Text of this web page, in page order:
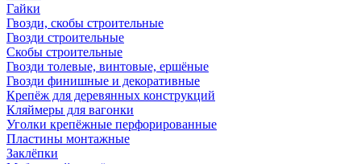
Гайки
Гвозди, скобы строительные
Гвозди строительные
Скобы строительные
Гвозди толевые, винтовые, ершёные
Гвозди финишные и декоративные
Крепёж для деревянных конструкций
Кляймеры для вагонки
Уголки крепёжные перфорированные
Пластины монтажные
Заклёпки